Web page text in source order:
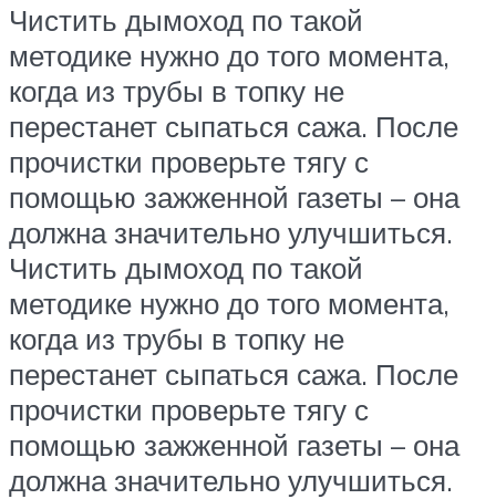
Чистить дымоход по такой
методике нужно до того момента,
когда из трубы в топку не
перестанет сыпаться сажа. После
прочистки проверьте тягу с
помощью зажженной газеты – она
должна значительно улучшиться.
Чистить дымоход по такой
методике нужно до того момента,
когда из трубы в топку не
перестанет сыпаться сажа. После
прочистки проверьте тягу с
помощью зажженной газеты – она
должна значительно улучшиться.